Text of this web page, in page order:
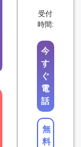
受付
時間:
今
す
ぐ
電
話
無
料